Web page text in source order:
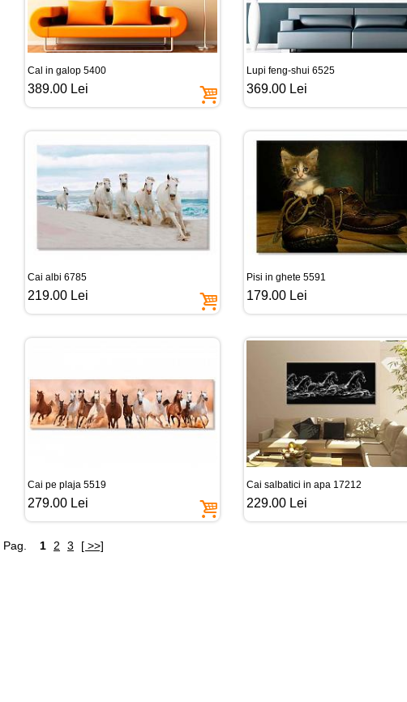
Cal in galop 5400
389.00 Lei
Lupi feng-shui 6525
369.00 Lei
Cai albi 6785
219.00 Lei
Pisi in ghete 5591
179.00 Lei
Cai pe plaja 5519
279.00 Lei
Cai salbatici in apa 17212
229.00 Lei
Pag. 1 2 3 [ >>]